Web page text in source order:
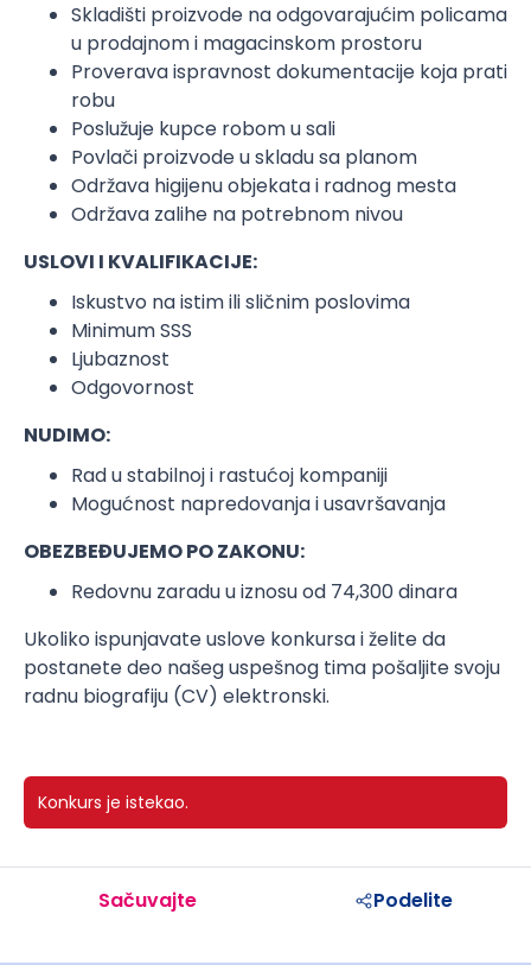
Skladišti proizvode na odgovarajućim policama
u prodajnom i magacinskom prostoru
Proverava ispravnost dokumentacije koja prati
robu
Poslužuje kupce robom u sali
Povlači proizvode u skladu sa planom
Održava higijenu objekata i radnog mesta
Održava zalihe na potrebnom nivou
USLOVI I KVALIFIKACIJE:
Iskustvo na istim ili sličnim poslovima
Minimum SSS
Ljubaznost
Odgovornost
NUDIMO:
Rad u stabilnoj i rastućoj kompaniji
Mogućnost napredovanja i usavršavanja
OBEZBEĐUJEMO PO ZAKONU:
Redovnu zaradu u iznosu od 74,300 dinara
Ukoliko ispunjavate uslove konkursa i želite da
postanete deo našeg uspešnog tima pošaljite svoju
radnu biografiju (CV) elektronski.
Konkurs je istekao.
Sačuvajte Podelite